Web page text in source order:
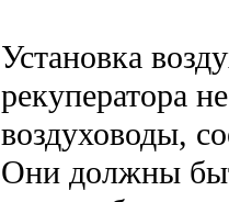
Установка
рекуператора
воздуховоды,
Они должны